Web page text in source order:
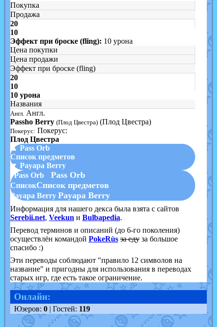
Покупка
Продажа
20
10
Эффект при броске (fling): 10 урона
Цена покупки
Цена продажи
Эффект при броске (fling)
20
10
10 урона
Названия
Англ. Англ.
Passho Berry (Плод Цвестра) (Плод Цвестра)
Покерус: Покерус:
Плод Цвестра
▲ Pass Orb
Список предметов
▼ Payapa Berry
Pass Orb
Pass Orb
СписокСписок предметов
Payapa Berry Payapa Berry
Информация для нашего декса была взята с сайтов
Serebii.net, Veekun и Bulbapedia.
Перевод терминов и описаний (до 6-го поколения)
осуществлён командой PokeRùs за едуза большое
спасибо :)
Эти переводы соблюдают "правило 12 символов на
название" и пригодны для использования в переводах
старых игр, где есть такое ограничение.
Онлайн:
Юзеров: 0| Гостей: 119